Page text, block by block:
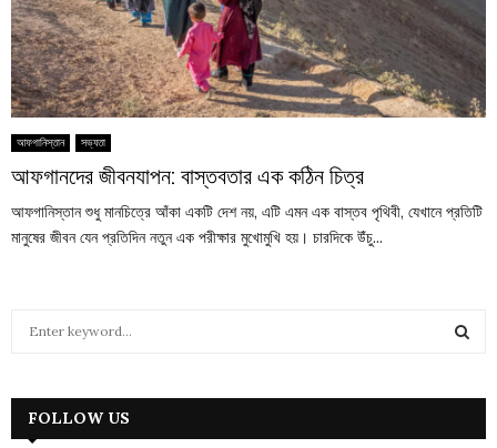
আফগানিস্তান সভ্যতা
আফগানদের জীবনযাপন: বাস্তবতার এক কঠিন চিত্র
আফগানিস্তান শুধু মানচিত্রে আঁকা একটি দেশ নয়, এটি এমন এক বাস্তব পৃথিবী, যেখানে প্রতিটি
মানুষের জীবন যেন প্রতিদিন নতুন এক পরীক্ষার মুখোমুখি হয়। চারদিকে উঁচু...
h
FOLLOW US